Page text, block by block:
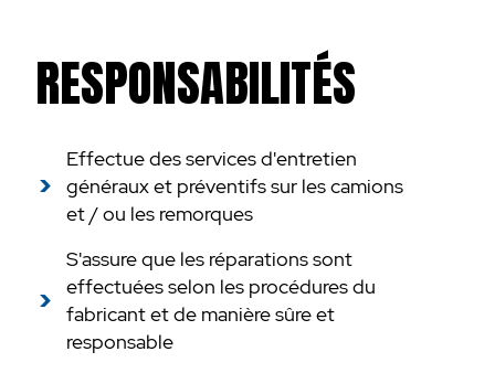
RESPONSABILITÉS
Effectue des services d'entretien
généraux et préventifs sur les camions
et / ou les remorques
S'assure que les réparations sont
effectuées selon les procédures du
fabricant et de manière sûre et
responsable